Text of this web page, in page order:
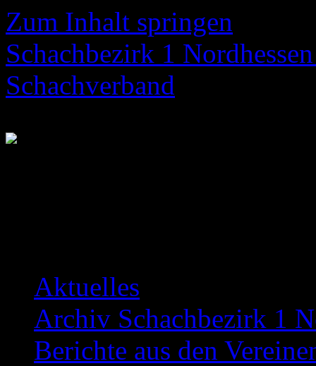
Zum Inhalt springen
Schachbezirk 1
Schachverband
Aktuelles
Archiv Schachbezirk 1
Berichte aus den